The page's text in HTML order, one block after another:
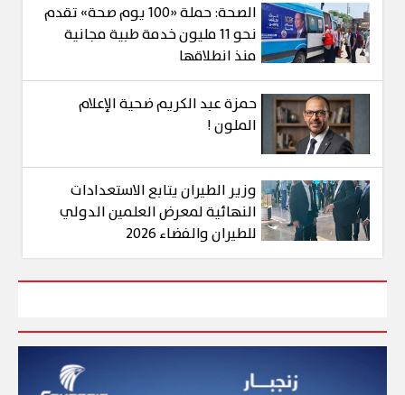
الصحة: حملة «100 يوم صحة» تقدم
نحو 11 مليون خدمة طبية مجانية
منذ انطلاقها
حمزة عبد الكريم ضحية الإعلام
الملون !
وزير الطيران يتابع الاستعدادات
النهائية لمعرض العلمين الدولي
للطيران والفضاء 2026